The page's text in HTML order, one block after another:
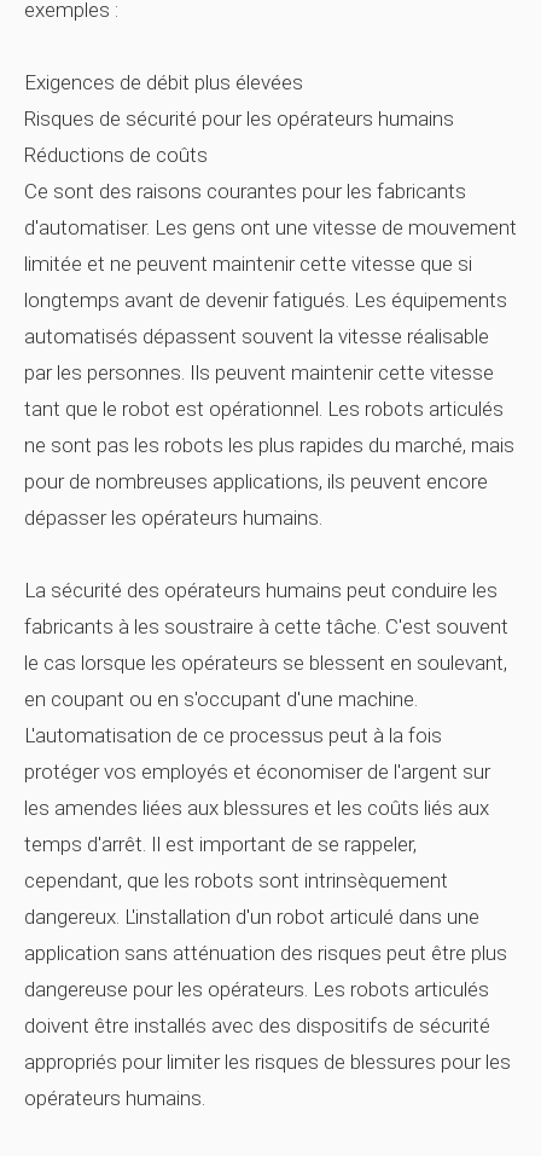
exemples :
Exigences de débit plus élevées
Risques de sécurité pour les opérateurs humains
Réductions de coûts
Ce sont des raisons courantes pour les fabricants
d'automatiser. Les gens ont une vitesse de mouvement
limitée et ne peuvent maintenir cette vitesse que si
longtemps avant de devenir fatigués. Les équipements
automatisés dépassent souvent la vitesse réalisable
par les personnes. Ils peuvent maintenir cette vitesse
tant que le robot est opérationnel. Les robots articulés
ne sont pas les robots les plus rapides du marché, mais
pour de nombreuses applications, ils peuvent encore
dépasser les opérateurs humains.
La sécurité des opérateurs humains peut conduire les
fabricants à les soustraire à cette tâche. C'est souvent
le cas lorsque les opérateurs se blessent en soulevant,
en coupant ou en s'occupant d'une machine.
L'automatisation de ce processus peut à la fois
protéger vos employés et économiser de l'argent sur
les amendes liées aux blessures et les coûts liés aux
temps d'arrêt. Il est important de se rappeler,
cependant, que les robots sont intrinsèquement
dangereux. L'installation d'un robot articulé dans une
application sans atténuation des risques peut être plus
dangereuse pour les opérateurs. Les robots articulés
doivent être installés avec des dispositifs de sécurité
appropriés pour limiter les risques de blessures pour les
opérateurs humains.